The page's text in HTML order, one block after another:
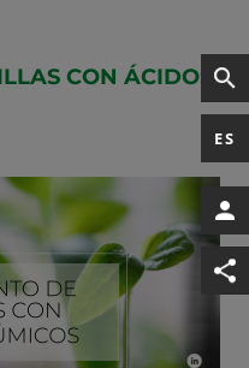
ES
CON ÁCIDOS